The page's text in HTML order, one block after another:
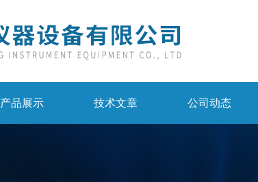
产品展示 技术文章 公司动态